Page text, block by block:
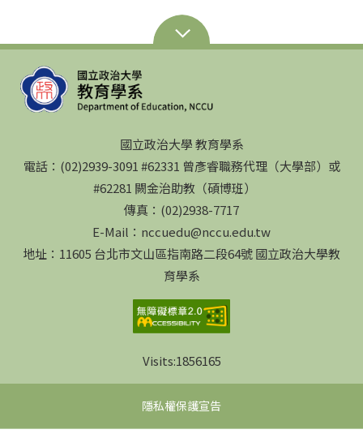
國立政治大學 教育學系
電話：(02)2939-3091 #62331 曾彥睿職務代理（大學部）或
#62281 闕金治助教（碩博班）
傳真：(02)2938-7717
E-Mail：nccuedu@nccu.edu.tw
地址：11605 台北市文山區指南路二段64號 國立政治大學教
育學系
Visits:1856165
隱私權保護宣告